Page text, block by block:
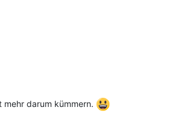
darum kümmern.